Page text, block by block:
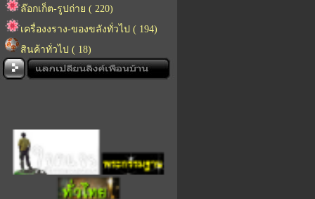
ล๊อกเก็ต-รูปถ่าย ( 220)
เครื่องงราง-ของขลังทั่วไป ( 194)
สินค้าทั่วไป ( 18)